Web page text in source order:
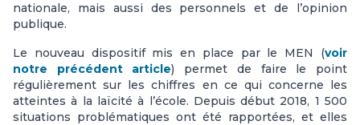
nationale, mais aussi des personnels et de l’opinion
publique.
Le nouveau dispositif mis en place par le MEN (voir
notre précédent article) permet de faire le point
régulièrement sur les chiffres en ce qui concerne les
atteintes à la laïcité à l’école. Depuis début 2018, 1 500
situations problématiques ont été rapportées, et elles